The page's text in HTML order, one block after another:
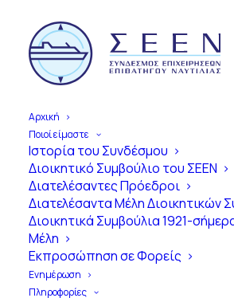
Αρχική
Ποιοί είμαστε
Ιστορία του Συνδέσμου
Διοικητικό Συμβούλιο του ΣΕΕΝ
Διατελέσαντες Πρόεδροι
Διατελέσαντα Μέλη Διοικητικών
Διοικητικά Συμβούλια 1921-
Μέλη
Εκπροσώπηση σε Φορείς
Ενημέρωση
Πληροφορίες
ΑπότηνΊδρυ
ΣύγχρονηΕποχ
100Χρόνια
Επιβα